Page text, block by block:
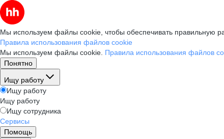
Мы используем файлы cookie, чтобы обеспечивать правильную
Правила использования файлов cookie
Мы используем файлы cookie. Правила использования файлов
Понятно
Ищу работу
Ищу работу
Ищу работу
Ищу сотрудника
Сервисы
Помощь